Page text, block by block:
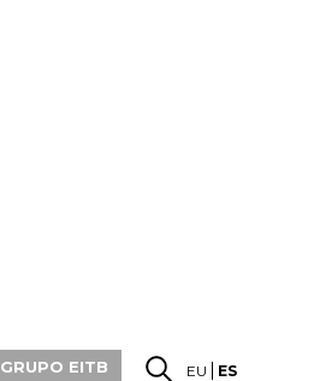
GRUPO EITB EU ES